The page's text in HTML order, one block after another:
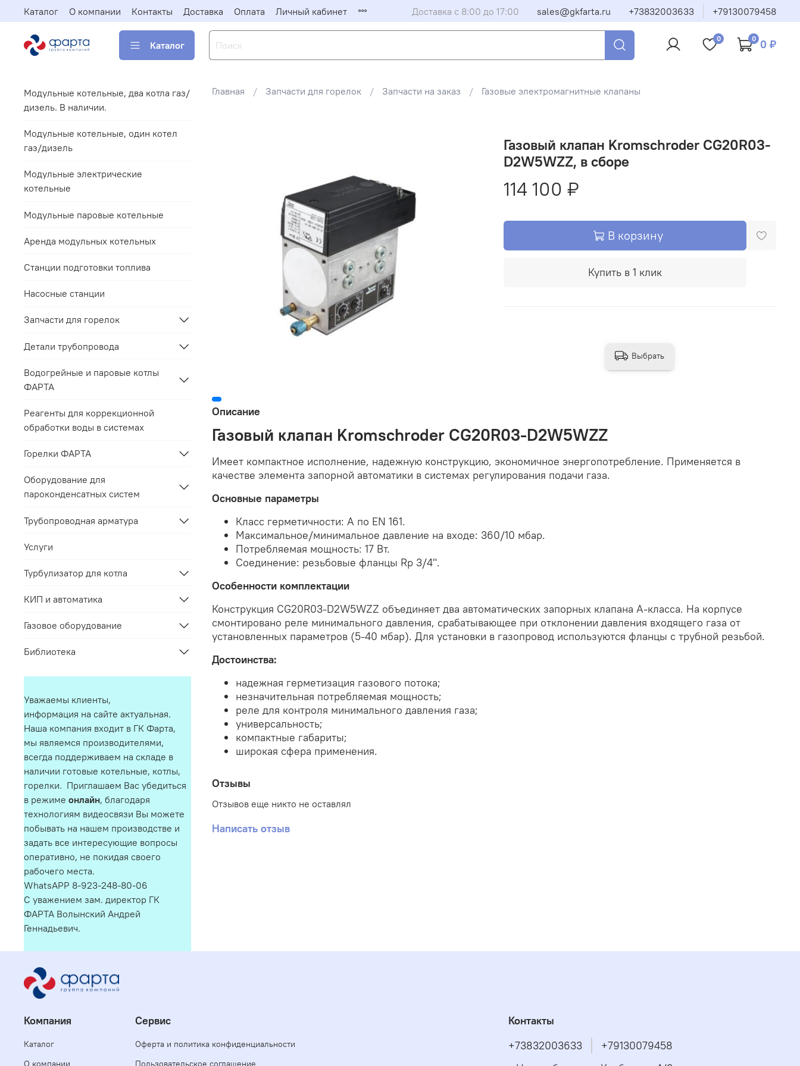
Каталог О компании Контакты Доставка Оплата Личный кабинет Доставка с 8:00 до 17:00 sales@gkfarta.ru +73832003633 +79130079458
Каталог
0 0 0 ₽
Главная Запчасти для горелок Запчасти на заказ Газовые электромагнитные клапаны
Газовый клапан Kromschroder CG20R03-
D2W5WZZ, в сборе
114 100 ₽
В корзину
Купить в 1 клик
Описание
Газовый клапан Kromschroder CG20R03-D2W5WZZ
Имеет компактное исполнение, надежную конструкцию, экономичное энергопотребление. Применяется в
качестве элемента запорной автоматики в системах регулирования подачи газа.
Основные параметры
Класс герметичности: А по EN 161.
Максимальное/минимальное давление на входе: 360/10 мбар.
Потребляемая мощность: 17 Вт.
Соединение: резьбовые фланцы Rp 3/4".
Особенности комплектации
Конструкция CG20R03-D2W5WZZ объединяет два автоматических запорных клапана А-класса. На корпусе
смонтировано реле минимального давления, срабатывающее при отклонении давления входящего газа от
установленных параметров (5-40 мбар). Для установки в газопровод используются фланцы с трубной резьбой.
Достоинства:
надежная герметизация газового потока;
незначительная потребляемая мощность;
реле для контроля минимального давления газа;
универсальность;
компактные габариты;
широкая сфера применения.
Отзывы
Отзывов еще никто не оставлял
Написать отзыв
Выбрать
Модульные котельные, два котла газ/
дизель. В наличии.
Модульные котельные, один котел
газ/дизель
Модульные электрические
котельные
Модульные паровые котельные
Аренда модульных котельных
Станции подготовки топлива
Насосные станции
Запчасти для горелок
Детали трубопровода
Водогрейные и паровые котлы
ФАРТА
Реагенты для коррекционной
обработки воды в системах
Горелки ФАРТА
Оборудование для
пароконденсатных систем
Трубопроводная арматура
Услуги
Турбулизатор для котла
КИП и автоматика
Газовое оборудование
Библиотека
Уважаемы клиенты,
информация на сайте актуальная.
Наша компания входит в ГК Фарта,
мы являемся производителями,
всегда поддерживаем на складе в
наличии готовые котельные, котлы,
горелки. Приглашаем Вас убедиться
в режиме онлайн, благодаря
технологиям видеосвязи Вы можете
побывать на нашем производстве и
задать все интересующие вопросы
оперативно, не покидая своего
рабочего места.
WhatsAPP 8-923-248-80-06
С уважением зам. директор ГК
ФАРТА Волынский Андрей
Геннадьевич.
Компания
Каталог
О компании
Сервис
Оферта и политика конфиденциальности
Пользовательское соглашение
Контакты
+73832003633
+79130079458